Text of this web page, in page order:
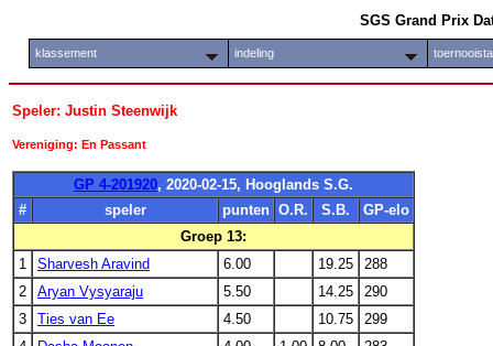
SGS Grand Prix
klassement indeling
Speler: Justin Steenwijk
Vereniging: En Passant
GP 4-201920, 2020-02-15, Hooglands S.G.
#
speler punten O.R. S.B.
GP-elo
Groep 13:
1
Sharvesh Aravind 6.00 19.25
288
2
Aryan Vysyaraju 5.50 14.25
290
3
Ties van Ee 4.50 10.75
299